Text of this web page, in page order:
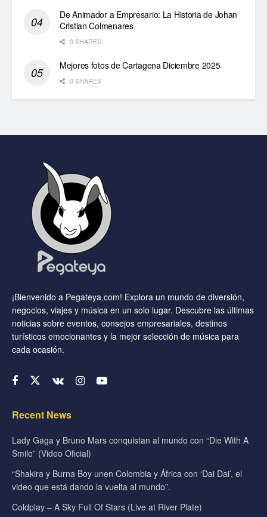
De Animador a Empresario: La Historia de Johan
Cristian Colmenares
0 SHARES
Mejores fotos de Cartagena Diciembre 2025
0 SHARES
¡Bienvenido a Pegateya.com! Explora un mundo de diversión,
negocios, viajes y música en un solo lugar. Descubre las últimas
noticias sobre eventos, consejos empresariales, destinos
turísticos emocionantes y la mejor selección de música para
cada ocasión.
Recent News
Lady Gaga y Bruno Mars conquistan al mundo con “Die With A
Smile” (Video Oficial)
“Shakira y Burna Boy unen Colombia y África con ‘Dai Dai’, el
video que está dando la vuelta al mundo”.
Coldplay – A Sky Full Of Stars (Live at River Plate)